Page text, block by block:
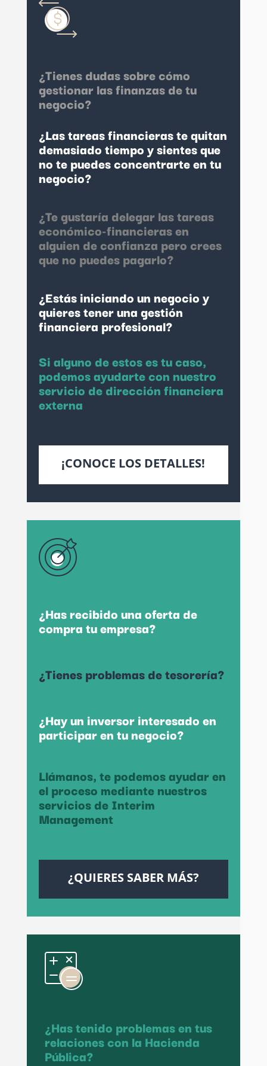
¿Tienes dudas sobre cómo
gestionar las finanzas de tu
negocio?
¿Las tareas financieras te quitan
demasiado tiempo y sientes que
no te puedes concentrarte en tu
negocio?
¿Te gustaría delegar las tareas
económico-financieras en
alguien de confianza pero crees
que no puedes pagarlo?
¿Estás iniciando un negocio y
quieres tener una gestión
financiera profesional?
Si alguno de estos es tu caso,
podemos ayudarte con nuestro
servicio de dirección financiera
externa
¡CONOCE LOS DETALLES!
¿Has recibido una oferta de
compra tu empresa?
¿Tienes problemas de tesorería?
¿Hay un inversor interesado en
participar en tu negocio?
Llámanos, te podemos ayudar en
el proceso mediante nuestros
servicios de Interim
Management
¿QUIERES SABER MÁS?
¿Has tenido problemas en tus
relaciones con la Hacienda
Pública?